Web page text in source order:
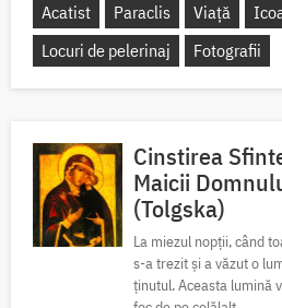
Acatist Paraclis Viață
Locuri de pelerinaj
Fotografii
Cinstirea
Maicii
(Tolgska)
La miezul nopții, când
s-a trezit și a văzut o
ținutul. Aceasta lumină